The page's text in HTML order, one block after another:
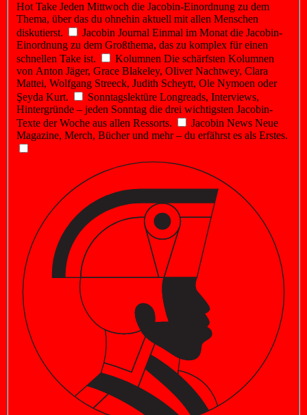
Hot Take Jeden Mittwoch die Jacobin-Einordnung zu dem
Thema, über das du ohnehin aktuell mit allen Menschen
diskutierst.
Jacobin Journal Einmal im Monat die Jacobin-
Einordnung zu dem Großthema, das zu komplex für einen
schnellen Take ist.
Kolumnen Die schärfsten Kolumnen
von Anton Jäger, Grace Blakeley, Oliver Nachtwey, Clara
Mattei, Wolfgang Streeck, Judith Scheytt, Ole Nymoen oder
Şeyda Kurt.
Sonntagslektüre Longreads, Interviews,
Hintergründe – jeden Sonntag die drei wichtigsten Jacobin-
Texte der Woche aus allen Ressorts.
Jacobin News Neue
Magazine, Merch, Bücher und mehr – du erfährst es als Erstes.